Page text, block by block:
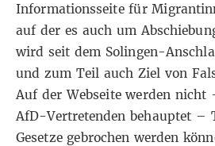
Informationsseite für
auf der es auch um
wird seit dem Solingen-
und zum Teil auch Ziel von
Auf der Webseite werden nicht
AfD-Vertretenden behauptet –
Gesetze gebrochen werden